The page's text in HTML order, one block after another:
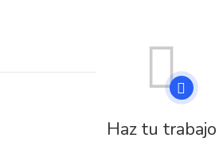
Haz tu trabajo